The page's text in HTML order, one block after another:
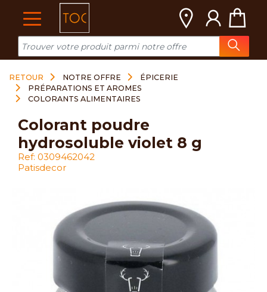
RETOUR NOTRE OFFRE
ÉPICERIE
PRÉPARATIONS ET AROMES
COLORANTS ALIMENTAIRES
colorant poudre
hydrosoluble violet 8 g
Ref: 0309462042
Patisdecor
Cookies management panel